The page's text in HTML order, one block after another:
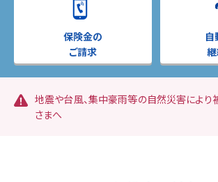
保険金の
ご請求
自
地震や台風、集中豪雨等の自然災害により
さまへ